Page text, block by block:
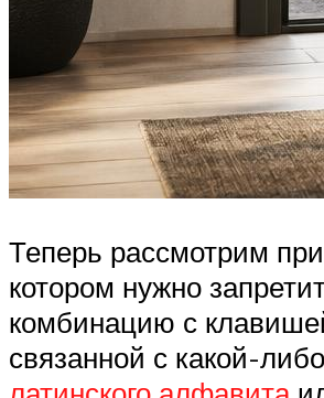
Теперь рассмотрим
котором нужно
комбинацию с
связанной с какой-либо